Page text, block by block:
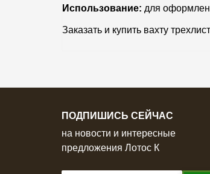
Использование: для
Заказать и купить вахту
ПОДПИШИСЬ СЕЙЧАС
на новости и интересные
предложения Лотос К